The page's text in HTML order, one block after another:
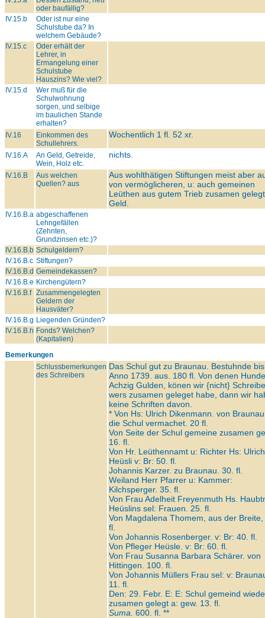
oder baufällig?
IV.15.b
Oder ist nur eine
Schulstube da? In
welchem Gebäude?
IV.15.c
Oder erhält der
Lehrer, in
Ermangelung einer
Schulstube
Hauszins? Wie viel?
IV.15.d
Wer muß für die
Schulwohnung
sorgen, und selbige
im baulichen Stande
erhalten?
IV.16
Einkommen des
Schullehrers.
Wochentlich 1 fl. 52 xr.
IV.16.A
An Geld, Getreide,
Wein, Holz etc.
nichts.
IV.16.B
Aus welchen
Quellen? aus
Aus wohlthätigen Stiftungen meist aber
von vermöglicheren, u: auch gemeinen
Leüthen aus gutem Trieb zusamen
Geld.
IV.16.B.a abgeschaffenen
Lehngefällen
(Zehnten,
Grundzinsen etc.)?
IV.16.B.b Schulgeldern?
IV.16.B.c Stiftungen?
IV.16.B.d Gemeindekassen?
IV.16.B.e Kirchengütern?
IV.16.B.f Zusammengelegten
Geldern der
Hausväter?
IV.16.B.g Liegenden Gründen?
IV.16.B.h Fonds? Welchen?
(Kapitalien)
Bemerkungen
Schlussbemerkungen
des Schreibers
Das Schul gut zu Braunau. Bestuhnde bis
Anno 1739. aus. 180 fl. Von denen
Achzig Gulden, könen wir {nicht}
wers zusamen geleget habe, dann wir
keine Schriften davon.
* Von Hs: Ulrich Dikenmann. von
die Schul vermachet. 20 fl.
Von Seite der Schul gemeine zusamen
16. fl.
Von Hr. Leüthennamt u: Richter Hs: Ulrich
Heüsli v: Br: 50. fl.
Johannis Karzer. zu Braunau. 30. fl.
Weiland Herr Pfarrer u: Kammer:
Kilchsperger. 35. fl.
Von Frau Adelheit Freyenmuth Hs.
Heüslins sel: Frauen. 25. fl.
Von Magdalena Thomem, aus der Breite,
fl.
Von Johannis Rosenberger. v: Br: 40. fl.
Von Pfleger Heüsle. v: Br: 60. fl.
Von Frau Susanna Barbara Schärer. von
Hittingen. 100. fl.
Von Johannis Müllers Frau sel: v:
11. fl.
Den: 29. Febr. E: E: Schul gemeind
zusamen gelegt a: gew. 13. fl.
Suma. 600. fl. **